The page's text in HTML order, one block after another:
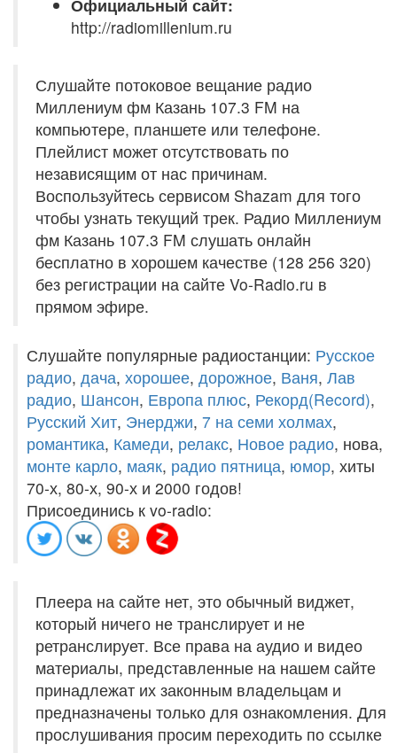
Официальный сайт:
http://radiomillenium.ru
Слушайте потоковое вещание радио
Миллениум фм Казань 107.3 FM на
компьютере, планшете или телефоне.
Плейлист может отсутствовать по
независящим от нас причинам.
Воспользуйтесь сервисом Shazam для того
чтобы узнать текущий трек. Радио Миллениум
фм Казань 107.3 FM слушать онлайн
бесплатно в хорошем качестве (128 256 320)
без регистрации на сайте Vo-Radio.ru в
прямом эфире.
Слушайте популярные радиостанции: Русское
радио, дача, хорошее, дорожное, Ваня, Лав
радио, Шансон, Европа плюс, Рекорд(Record),
Русский Хит, Энерджи, 7 на семи холмах,
романтика, Камеди, релакс, Новое радио, нова,
монте карло, маяк, радио пятница, юмор, хиты
70-х, 80-х, 90-х и 2000 годов!
Присоединись к vo-radio:
Плеера на сайте нет, это обычный виджет,
который ничего не транслирует и не
ретранслирует. Все права на аудио и видео
материалы, представленные на нашем сайте
принадлежат их законным владельцам и
предназначены только для ознакомления. Для
прослушивания просим переходить по ссылке